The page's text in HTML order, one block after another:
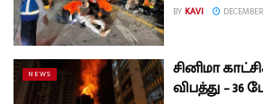
BY KAVI
NEWS
சினிமா
விபத்து – 36